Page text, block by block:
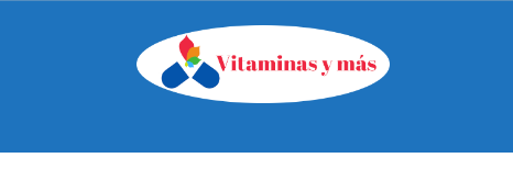
Saltar
a
navegación
al
contenido